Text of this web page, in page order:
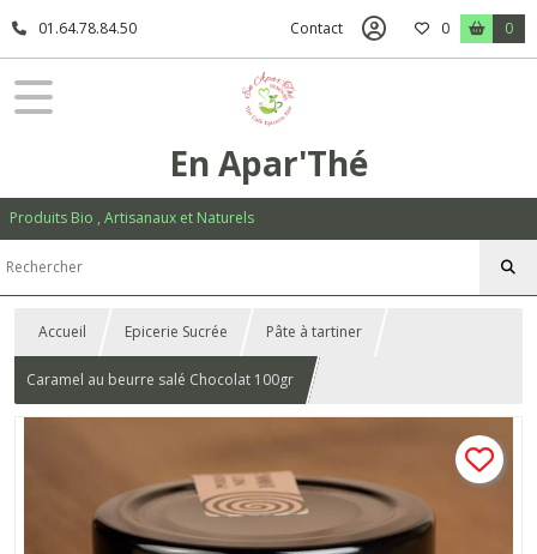
01.64.78.84.50 Contact 0 0
En Apar'Thé
Produits Bio , Artisanaux et Naturels
Accueil Epicerie Sucrée Pâte à tartiner
Caramel au beurre salé Chocolat 100gr